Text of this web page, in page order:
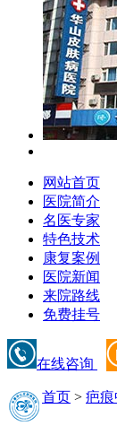
网站首页
医院简介
名医专家
特色技术
康复案例
医院新闻
来院路线
免费挂号
在线咨询
首页 > 疤